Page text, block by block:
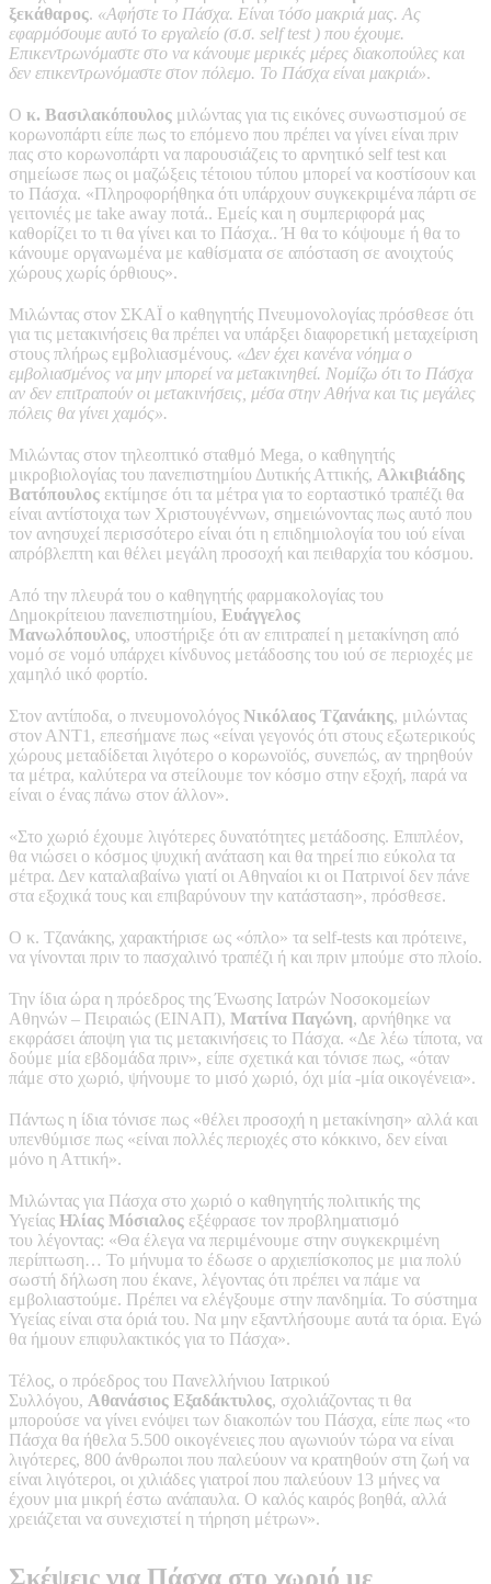
ξεκάθαρος. «Αφήστε το Πάσχα. Είναι τόσο μακριά μας. Ας
εφαρμόσουμε αυτό το εργαλείο (σ.σ. self test ) που έχουμε.
Επικεντρωνόμαστε στο να κάνουμε μερικές μέρες διακοπούλες και
δεν επικεντρωνόμαστε στον πόλεμο. Το Πάσχα είναι μακριά».
Ο κ. Βασιλακόπουλος μιλώντας για τις εικόνες συνωστισμού σε
κορωνοπάρτι είπε πως το επόμενο που πρέπει να γίνει είναι πριν
πας στο κορωνοπάρτι να παρουσιάζεις το αρνητικό self test και
σημείωσε πως οι μαζώξεις τέτοιου τύπου μπορεί να κοστίσουν και
το Πάσχα. «Πληροφορήθηκα ότι υπάρχουν συγκεκριμένα πάρτι σε
γειτονιές με take away ποτά.. Εμείς και η συμπεριφορά μας
καθορίζει το τι θα γίνει και το Πάσχα.. Ή θα το κόψουμε ή θα το
κάνουμε οργανωμένα με καθίσματα σε απόσταση σε ανοιχτούς
χώρους χωρίς όρθιους».
Μιλώντας στον ΣΚΑΪ ο καθηγητής Πνευμονολογίας πρόσθεσε ότι
για τις μετακινήσεις θα πρέπει να υπάρξει διαφορετική μεταχείριση
στους πλήρως εμβολιασμένους. «Δεν έχει κανένα νόημα ο
εμβολιασμένος να μην μπορεί να μετακινηθεί. Νομίζω ότι το Πάσχα
αν δεν επιτραπούν οι μετακινήσεις, μέσα στην Αθήνα και τις μεγάλες
πόλεις θα γίνει χαμός».
Μιλώντας στον τηλεοπτικό σταθμό Mega, ο καθηγητής
μικροβιολογίας του πανεπιστημίου Δυτικής Αττικής, Αλκιβιάδης
Βατόπουλος εκτίμησε ότι τα μέτρα για το εορταστικό τραπέζι θα
είναι αντίστοιχα των Χριστουγέννων, σημειώνοντας πως αυτό που
τον ανησυχεί περισσότερο είναι ότι η επιδημιολογία του ιού είναι
απρόβλεπτη και θέλει μεγάλη προσοχή και πειθαρχία του κόσμου.
Από την πλευρά του ο καθηγητής φαρμακολογίας του
Δημοκρίτειου πανεπιστημίου, Ευάγγελος
Μανωλόπουλος, υποστήριξε ότι αν επιτραπεί η μετακίνηση από
νομό σε νομό υπάρχει κίνδυνος μετάδοσης του ιού σε περιοχές με
χαμηλό ιικό φορτίο.
Στον αντίποδα, ο πνευμονολόγος Νικόλαος Τζανάκης, μιλώντας
στον ΑΝΤ1, επεσήμανε πως «είναι γεγονός ότι στους εξωτερικούς
χώρους μεταδίδεται λιγότερο ο κορωνοϊός, συνεπώς, αν τηρηθούν
τα μέτρα, καλύτερα να στείλουμε τον κόσμο στην εξοχή, παρά να
είναι ο ένας πάνω στον άλλον».
«Στο χωριό έχουμε λιγότερες δυνατότητες μετάδοσης. Επιπλέον,
θα νιώσει ο κόσμος ψυχική ανάταση και θα τηρεί πιο εύκολα τα
μέτρα. Δεν καταλαβαίνω γιατί οι Αθηναίοι κι οι Πατρινοί δεν πάνε
στα εξοχικά τους και επιβαρύνουν την κατάσταση», πρόσθεσε.
Ο κ. Τζανάκης, χαρακτήρισε ως «όπλο» τα self-tests και πρότεινε,
να γίνονται πριν το πασχαλινό τραπέζι ή και πριν μπούμε στο πλοίο.
Την ίδια ώρα η πρόεδρος της Ένωσης Ιατρών Νοσοκομείων
Αθηνών – Πειραιώς (ΕΙΝΑΠ), Ματίνα Παγώνη, αρνήθηκε να
εκφράσει άποψη για τις μετακινήσεις το Πάσχα. «Δε λέω τίποτα, να
δούμε μία εβδομάδα πριν», είπε σχετικά και τόνισε πως, «όταν
πάμε στο χωριό, ψήνουμε το μισό χωριό, όχι μία -μία οικογένεια».
Πάντως η ίδια τόνισε πως «θέλει προσοχή η μετακίνηση» αλλά και
υπενθύμισε πως «είναι πολλές περιοχές στο κόκκινο, δεν είναι
μόνο η Αττική».
Μιλώντας για Πάσχα στο χωριό ο καθηγητής πολιτικής της
Υγείας Ηλίας Μόσιαλος εξέφρασε τον προβληματισμό
του λέγοντας: «Θα έλεγα να περιμένουμε στην συγκεκριμένη
περίπτωση… Το μήνυμα το έδωσε ο αρχιεπίσκοπος με μια πολύ
σωστή δήλωση που έκανε, λέγοντας ότι πρέπει να πάμε να
εμβολιαστούμε. Πρέπει να ελέγξουμε στην πανδημία. Το σύστημα
Υγείας είναι στα όριά του. Να μην εξαντλήσουμε αυτά τα όρια. Εγώ
θα ήμουν επιφυλακτικός για το Πάσχα».
Τέλος, ο πρόεδρος του Πανελλήνιου Ιατρικού
Συλλόγου, Αθανάσιος Εξαδάκτυλος, σχολιάζοντας τι θα
μπορούσε να γίνει ενόψει των διακοπών του Πάσχα, είπε πως «το
Πάσχα θα ήθελα 5.500 οικογένειες που αγωνιούν τώρα να είναι
λιγότερες, 800 άνθρωποι που παλεύουν να κρατηθούν στη ζωή να
είναι λιγότεροι, οι χιλιάδες γιατροί που παλεύουν 13 μήνες να
έχουν μια μικρή έστω ανάπαυλα. Ο καλός καιρός βοηθά, αλλά
χρειάζεται να συνεχιστεί η τήρηση μέτρων».
Σκέψεις για Πάσχα στο χωριό με